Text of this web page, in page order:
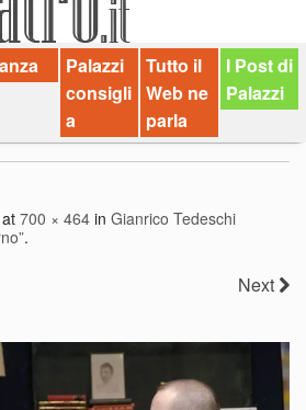
Palazzi
consigli
a
Tutto il
Web ne
parla
I Post di
Palazzi
at 700 × 464 in Gianrico Tedeschi
.
Next